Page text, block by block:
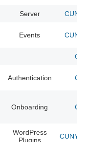
Server
Events
Authentication
Onboarding
WordPress
Plugins
CUNY